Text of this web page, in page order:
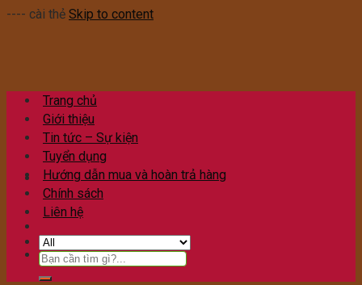
---- cài thẻ Skip to content
Trang chủ
Giới thiệu
Tin tức – Sự kiện
Tuyển dụng
Hướng dẫn mua và hoàn trả hàng
Chính sách
Liên hệ